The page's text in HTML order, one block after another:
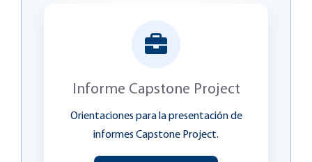
Informe Capstone Project
Orientaciones para la presentación de
informes Capstone Project.